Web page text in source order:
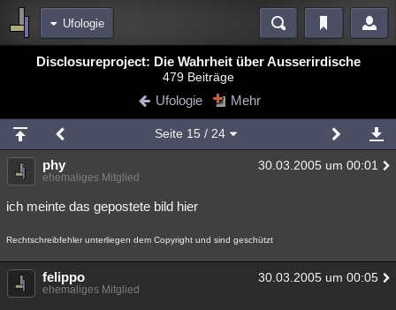
Ufologie
Bereiche
Blogs Videos
Chat Wiki Neuigkeiten
meine Rubriken
Menschen Mystery Kriminalfälle
Spiritualität Verschwörungen
Natur Umfragen Unterhaltung
weitere Rubriken
Philosophie Träume
Disclosureproject: Die Wahrheit über Ausserirdische
479 Beiträge
Ufologie Mehr
Seite 15 / 24
phy 30.03.2005 um 00:01
ehemaliges Mitglied
ich meinte das gepostete bild hier
Rechtschreibfehler unterliegen dem Copyright und sind geschützt
felippo 30.03.2005 um 00:05
ehemaliges Mitglied